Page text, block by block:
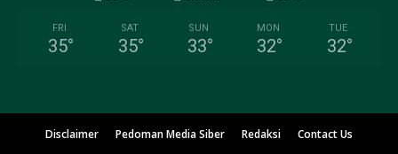
FRI
35°
SAT
35°
SUN
33°
MON
32°
TUE
32°
Disclaimer Pedoman Media Siber Redaksi Contact Us